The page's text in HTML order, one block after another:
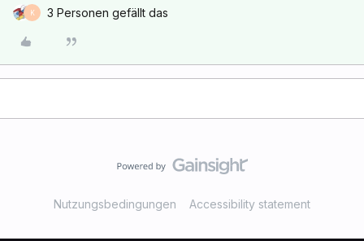
K 3 Personen gefällt das
Nutzungsbedingungen Accessibility statement